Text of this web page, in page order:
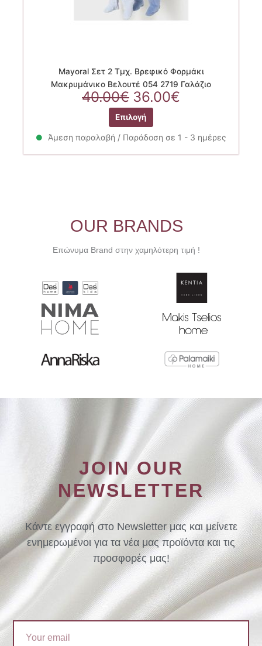
Mayoral Σετ 2 Τμχ. Βρεφικό Φορμάκι
Μακρυμάνικο Βελουτέ 054 2719 Γαλάζιο
40.00€ Original
price
was:
40.00€.
36.00€
είναι:
36.00€.
Επιλογή
Αυτό
προϊόν
να
στη
Άμεση παραλαβή / Παράδοση σε 1 - 3 ημέρες
OUR BRANDS
Επώνυμα Brand στην χαμηλότερη τιμή !
JOIN OUR
NEWSLETTER
Κάντε εγγραφή στο Newsletter μας και μείνετε
ενημερωμένοι για τα νέα μας προϊόντα και τις
προσφορές μας!